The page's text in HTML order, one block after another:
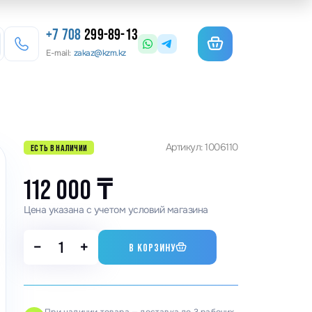
для гибки арматуры
координатные поворотные
станки
станки
камнерезные
+7 708299-89-13
E-mail: zakaz@kzm.kz
ЕСТЬ В НАЛИЧИИ Артикул: 1006110
112 000₸
Цена указана с учетом условий магазина
− + В КОРЗИНУ